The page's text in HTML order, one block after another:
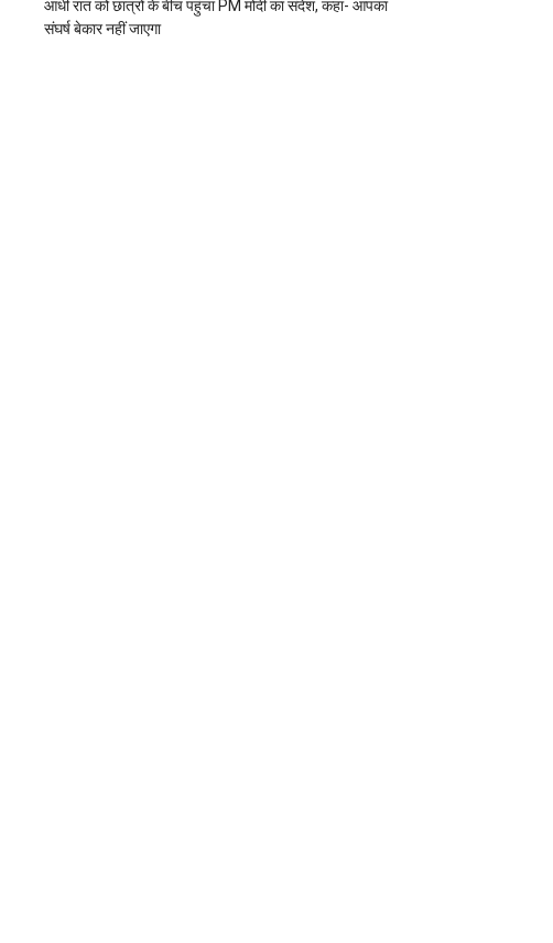
आधी रात को छात्रों के बीच पहुंचा PM मोदी का संदेश, कहा- आपका
संघर्ष बेकार नहीं जाएगा